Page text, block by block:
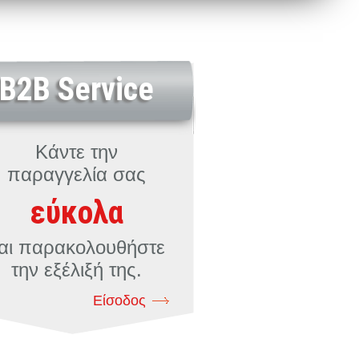
B2B Service
Κάντε την
παραγγελία σας
εύκολα
παρακολουθήστε
την εξέλιξή της.
Είσοδος